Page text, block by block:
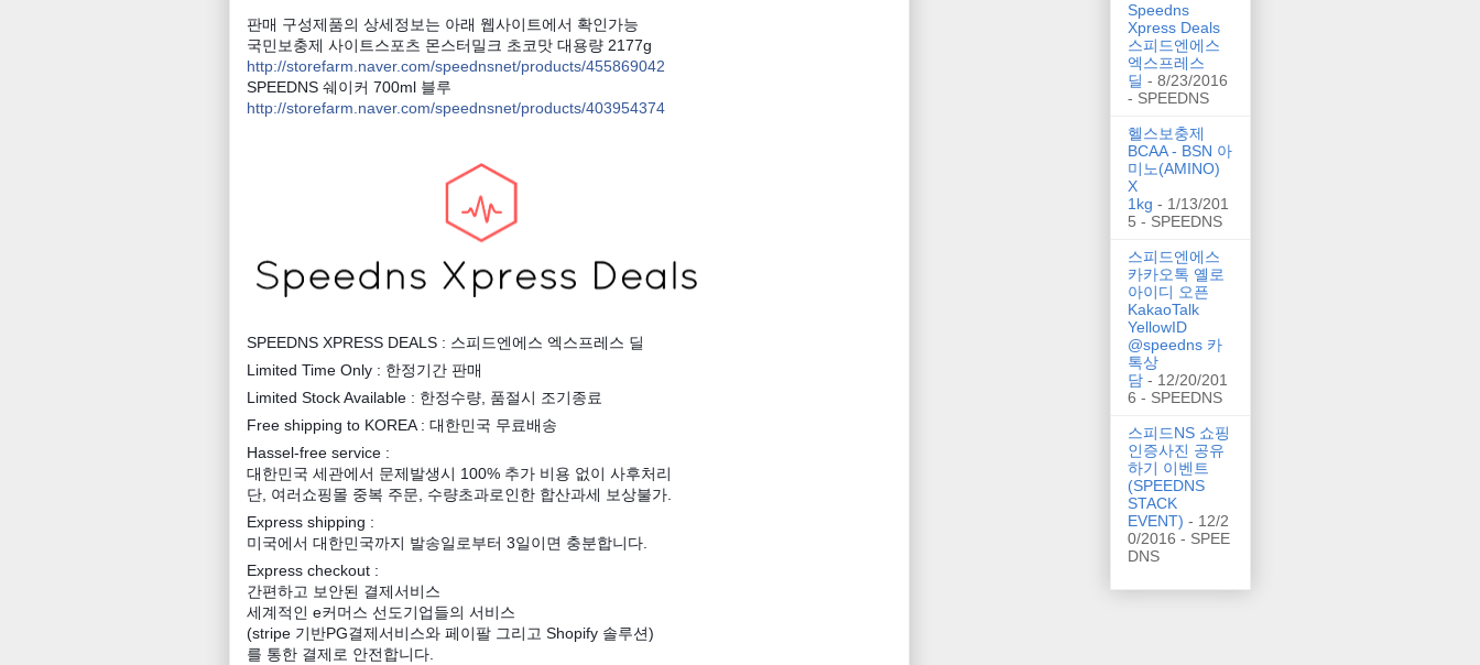
판매 구성제품의 상세정보는 아래 웹사이트에서 확인가능
국민보충제 사이트스포츠 몬스터밀크 초코맛 대용량 2177g
http://storefarm.naver.com/speednsnet/products/455869042
SPEEDNS 쉐이커 700ml 블루
http://storefarm.naver.com/speednsnet/products/403954374
SPEEDNS XPRESS DEALS : 스피드엔에스 엑스프레스 딜
Limited Time Only : 한정기간 판매
Limited Stock Available : 한정수량, 품절시 조기종료
Free shipping to KOREA : 대한민국 무료배송
Hassel-free service :
대한민국 세관에서 문제발생시 100% 추가 비용 없이 사후처리
단, 여러쇼핑몰 중복 주문, 수량초과로인한 합산과세 보상불가.
Express shipping :
미국에서 대한민국까지 발송일로부터 3일이면 충분합니다.
Express checkout :
간편하고 보안된 결제서비스
세계적인 e커머스 선도기업들의 서비스
(stripe 기반PG결제서비스와 페이팔 그리고 Shopify 솔루션)
를 통한 결제로 안전합니다.
Speedns
Xpress Deals
스피드엔에스
엑스프레스
딜 - 8/23/2016
- SPEEDNS
헬스보충제
BCAA - BSN 아
미노(AMINO)
X
1kg - 1/13/201
5 - SPEEDNS
스피드엔에스
카카오톡 옐로
아이디 오픈
KakaoTalk
YellowID
@speedns 카
톡상
담 - 12/20/201
6 - SPEEDNS
스피드NS 쇼핑
인증사진 공유
하기 이벤트
(SPEEDNS
STACK
EVENT) - 12/2
0/2016 - SPEE
DNS